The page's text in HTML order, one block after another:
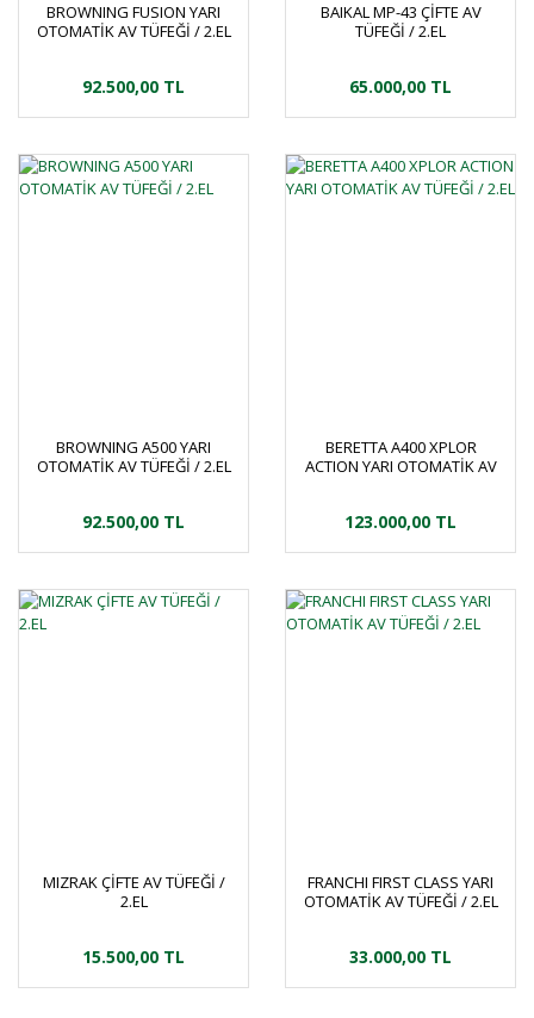
BROWNING FUSION YARI
OTOMATİK AV TÜFEĞİ / 2.EL
92.500,00 TL
BAIKAL MP-43 ÇİFTE AV
TÜFEĞİ / 2.EL
65.000,00 TL
BROWNING A500 YARI
OTOMATİK AV TÜFEĞİ / 2.EL
92.500,00 TL
BERETTA A400 XPLOR
ACTION YARI OTOMATİK AV
123.000,00 TL
MIZRAK ÇİFTE AV TÜFEĞİ /
2.EL
15.500,00 TL
FRANCHI FIRST CLASS YARI
OTOMATİK AV TÜFEĞİ / 2.EL
33.000,00 TL